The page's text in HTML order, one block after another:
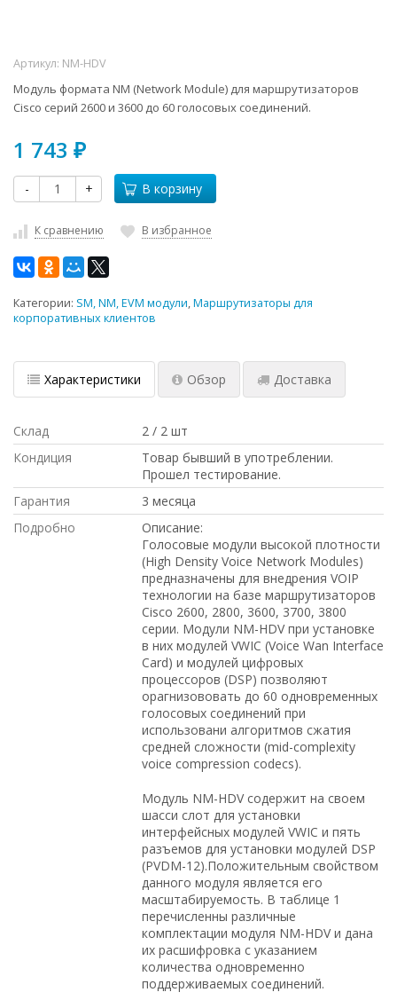
Артикул: NM-HDV
Модуль формата NM (Network Module) для маршрутизаторов
Cisco серий 2600 и 3600 до 60 голосовых соединений.
1 743 ₽
- + В корзину
К сравнению В избранное
Категории: SM, NM, EVM модули,Маршрутизаторы для
корпоративных клиентов
Характеристики Обзор Доставка
Склад
2 / 2 шт
Кондиция
Товар бывший в употреблении.
Прошел тестирование.
Гарантия
3 месяца
Подробно
Описание:
Голосовые модули высокой плотности
(High Density Voice Network Modules)
предназначены для внедрения VOIP
технологии на базе маршрутизаторов
Cisco 2600, 2800, 3600, 3700, 3800
серии. Модули NM-HDV при установке
в них модулей VWIC (Voice Wan Interface
Card) и модулей цифровых
процессоров (DSP) позволяют
орагнизововать до 60 одновременных
голосовых соединений при
использовани алгоритмов сжатия
средней сложности (mid-complexity
voice compression codecs).
Модуль NM-HDV содержит на своем
шасси слот для установки
интерфейсных модулей VWIC и пять
разъемов для установки модулей DSP
(PVDM-12).Положительным свойством
данного модуля является его
масштабируемость. В таблице 1
перечисленны различные
комплектации модуля NM-HDV и дана
их расшифровка с указанием
количества одновременно
поддерживаемых соединений.